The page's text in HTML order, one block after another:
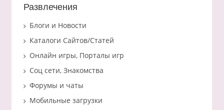
Развлечения
Блоги и Новости
Каталоги Сайтов/Статей
Онлайн игры, Порталы игр
Соц сети, Знакомства
Форумы и чаты
Мобильные загрузки